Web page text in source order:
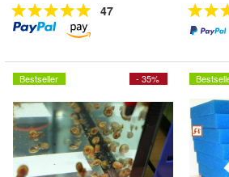
47
- 35%
Bestseller